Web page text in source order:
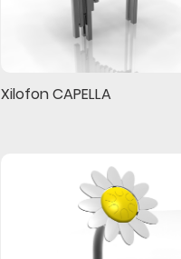
Xilofon CAPELLA